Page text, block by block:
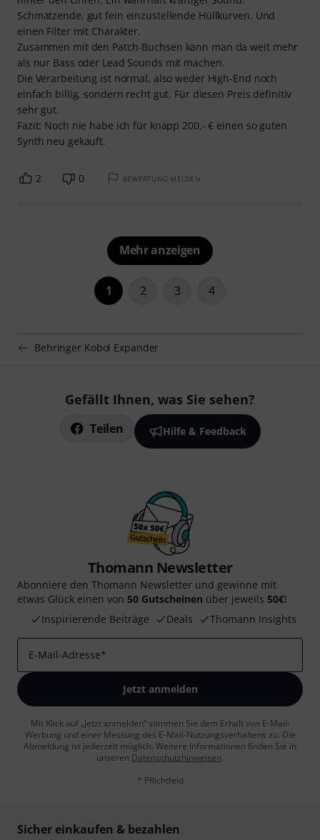
Schmatzende, gut fein einzustellende Hüllkurven. Und
einen Filter mit Charakter.
Zusammen mit den Patch-Buchsen kann man da weit mehr
als nur Bass oder Lead Sounds mit machen.
Die Verarbeitung ist normal, also weder High-End noch
einfach billig, sondern recht gut. Für diesen Preis definitiv
sehr gut.
Fazit: Noch nie habe ich für knapp 200,- € einen so guten
Synth neu gekauft.
2 0 BEWERTUNG MELDEN
Mehr anzeigen
1 2 3 4
Behringer Kobol Expander
Gefällt Ihnen, was Sie sehen?
Teilen Hilfe & Feedback
Thomann Newsletter
Abonniere den Thomann Newsletter und gewinne mit
etwas Glück einen von 50 Gutscheinen über jeweils 50€!
Inspirierende Beiträge
Deals Thomann Insights
E-Mail-Adresse*
Jetzt anmelden
Mit Klick auf „Jetzt anmelden“ stimmen Sie dem Erhalt von E-Mail-
Werbung und einer Messung des E-Mail-Nutzungsverhaltens zu. Die
Abmeldung ist jederzeit möglich. Weitere Informationen finden Sie in
unseren Datenschutzhinweisen.
* Pflichtfeld
Sicher einkaufen & bezahlen